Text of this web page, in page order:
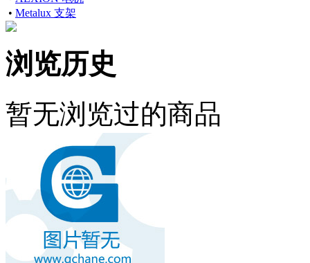
• Metalux 支架
浏览历史
暂无浏览过的商品